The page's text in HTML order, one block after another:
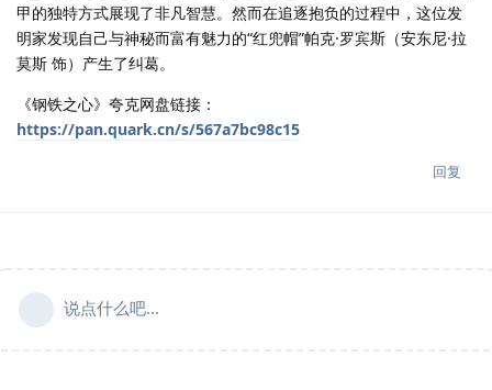
甲的独特方式展现了非凡智慧。然而在追逐抱负的过程中，这位发
明家发现自己与神秘而富有魅力的“红兜帽”帕克·罗宾斯（安东尼·拉
莫斯 饰）产生了纠葛。
《钢铁之心》夸克网盘链接：
https://pan.quark.cn/s/567a7bc98c15
回复
说点什么吧...